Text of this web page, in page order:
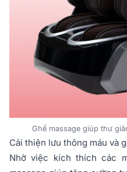
Ghế massage giúp thư
Cải thiện lưu thông máu và
Nhờ việc kích thích các